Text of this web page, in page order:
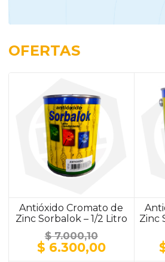
OFERTAS
Antióxido Cromato de
Zinc Sorbalok – 1/2 Litro
/ ALUMINIO
$7.000,10
El
precio
$ 6.300,00El
Zinc